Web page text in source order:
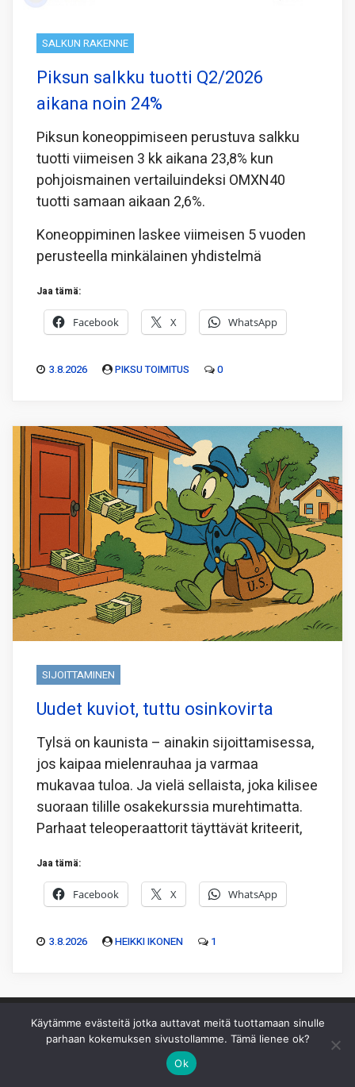
SALKUN RAKENNE
Piksun salkku tuotti Q2/2026
aikana noin 24%
Piksun koneoppimiseen perustuva salkku
tuotti viimeisen 3 kk aikana 23,8% kun
pohjoismainen vertailuindeksi OMXN40
tuotti samaan aikaan 2,6%.
Koneoppiminen laskee viimeisen 5 vuoden
perusteella minkälainen yhdistelmä
Jaa tämä:
Facebook X WhatsApp
3.8.2026 PIKSU TOIMITUS 0
SIJOITTAMINEN
Uudet kuviot, tuttu osinkovirta
Tylsä on kaunista – ainakin sijoittamisessa,
jos kaipaa mielenrauhaa ja varmaa
mukavaa tuloa. Ja vielä sellaista, joka kilisee
suoraan tilille osakekurssia murehtimatta.
Parhaat teleoperaattorit täyttävät kriteerit,
Jaa tämä:
Facebook X WhatsApp
3.8.2026 HEIKKI IKONEN 1
Käyttöehdot
Käytämme evästeitä jotka auttavat meitä tuottamaan sinulle
parhaan kokemuksen sivustollamme. Tämä lienee ok?
Ok